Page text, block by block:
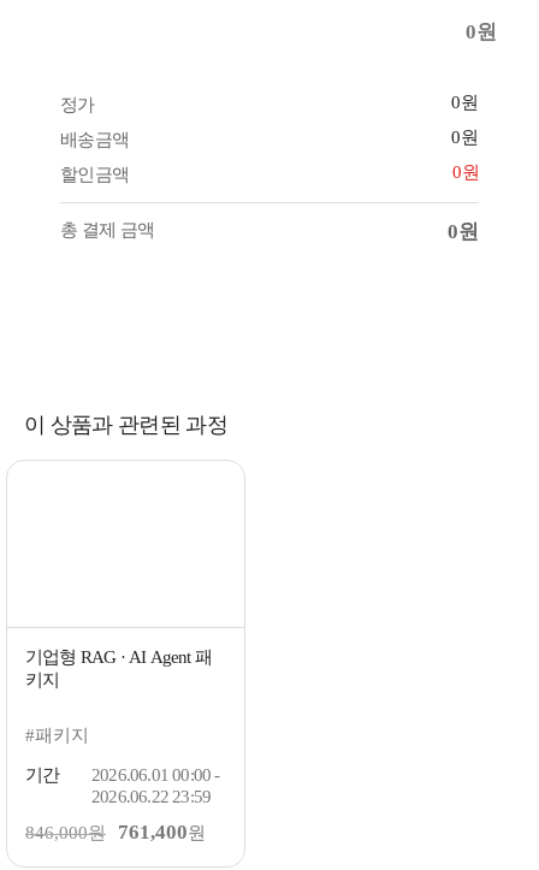
0원
정가
0원
배송금액
0원
할인금액
0원
총 결제 금액 0원
이 상품과 관련된 과정
기업형 RAG · AI Agent 패
키지
#패키지
기간
2026.06.01 00:00 -
2026.06.22 23:59
846,000원
761,400원